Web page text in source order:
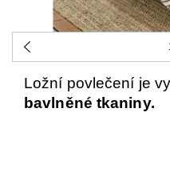
Ložní povlečení je
bavlněné tkaniny.